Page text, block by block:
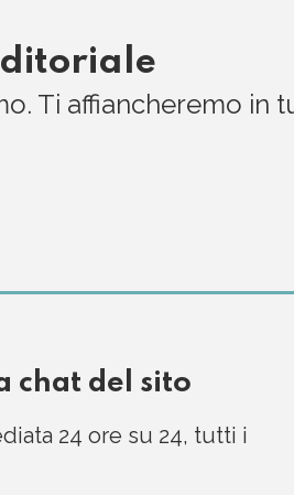
Ti affiancheremo in
chat del sito
24 ore su 24, tutti i